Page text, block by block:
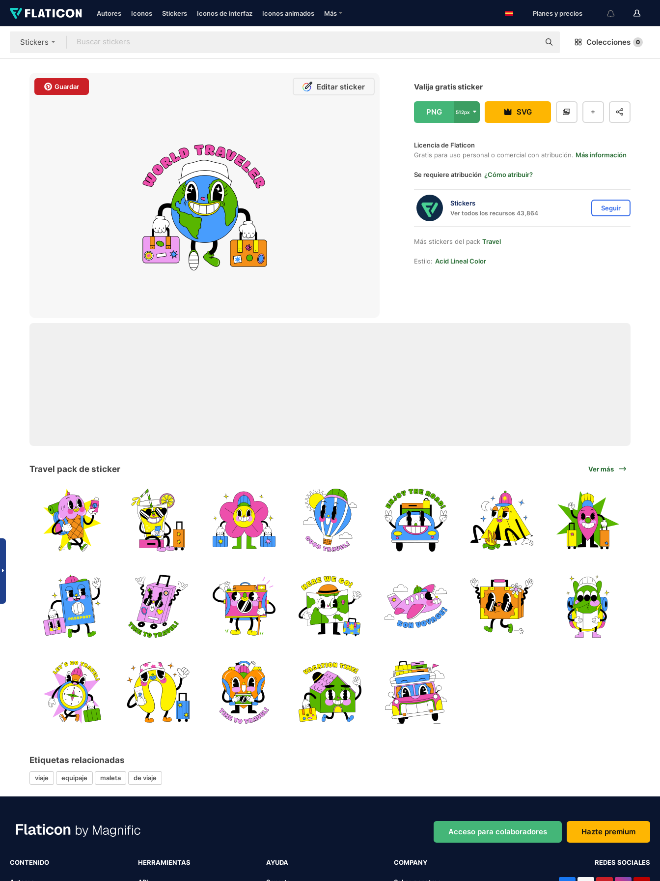
Autores Iconos Stickers Iconos de interfaz Iconos animados Más Planes y precios
Stickers Colecciones 0
Guardar Editar sticker Valija gratis sticker
PNG 512px SVG
Licencia de Flaticon
Gratis para uso personal o comercial con atribución. Más información
Se requiere atribución ¿Cómo atribuir?
Stickers
Ver todos los recursos 43,864
Seguir
Más stickers del pack Travel
Estilo: Acid Lineal Color
Travel pack de sticker Ver más
Etiquetas relacionadas
viaje equipaje maleta de viaje
Acceso para colaboradores Hazte premium
CONTENIDO HERRAMIENTAS AYUDA COMPANY REDES SOCIALES